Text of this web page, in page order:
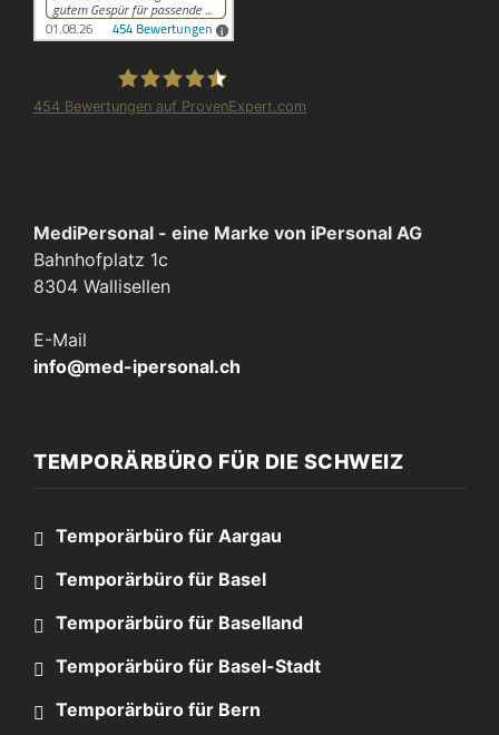
454 Bewertungen auf ProvenExpert.com
MediPersonal - eine Marke von iPersonal AG
Bahnhofplatz 1c
8304 Wallisellen
E-Mail
info@med-ipersonal.ch
TEMPORÄRBÜRO FÜR DIE SCHWEIZ
Temporärbüro für Aargau
Temporärbüro für Basel
Temporärbüro für Baselland
Temporärbüro für Basel-Stadt
Temporärbüro für Bern